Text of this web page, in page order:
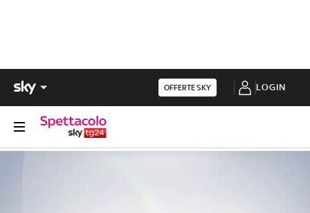
OFFERTE SKY LOGIN